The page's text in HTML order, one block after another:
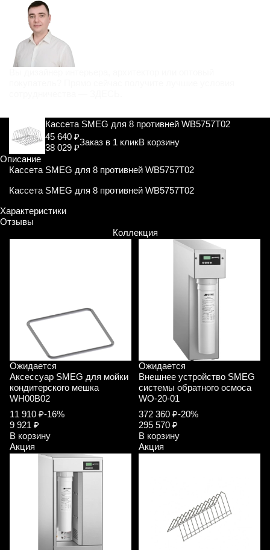
Кассета SMEG для 8 противней WB5757T02
38 029 ₽
45 640 ₽
Заказ в 1 кликВ корзину
Описание
Кассета SMEG для 8 противней WB5757T02
Кассета SMEG для 8 противней WB5757T02
Характеристики
Отзывы
Коллекция
Ожидается
Аксессуар SMEG для мойки
кондитерского мешка
WH00B02
11 910 ₽-16%
9 921 ₽
В корзину
Акция
Ожидается
Внешнее устройство SMEG
системы обратного осмоса
WO-20-01
372 360 ₽-20%
295 570 ₽
В корзину
Акция